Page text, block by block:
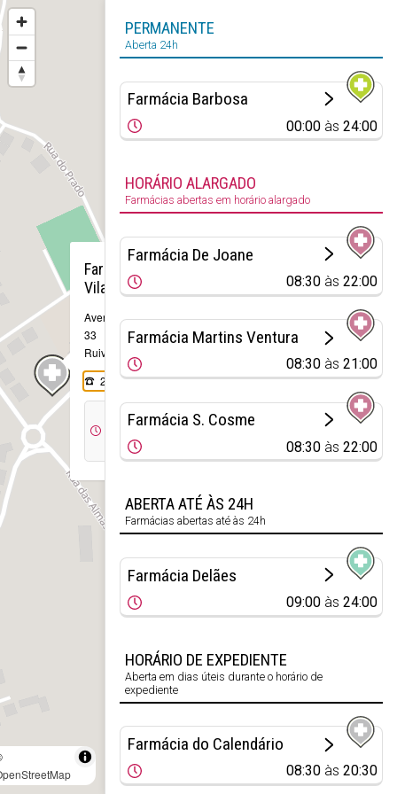
Farmácia
Vilaça
Avenida Central,
33
Ruivães
252 921 697
09:00
13:00
14:00
19:30
×
PERMANENTE
Aberta 24h
Farmácia Barbosa
00:00 às24:00
HORÁRIO ALARGADO
Farmácias abertas em horário alargado
Farmácia De Joane
08:30 às22:00
Farmácia Martins Ventura
08:30 às21:00
Farmácia S. Cosme
08:30 às22:00
ABERTA ATÉ ÀS 24H
Farmácias abertas até às 24h
Farmácia Delães
09:00 às24:00
HORÁRIO DE EXPEDIENTE
Aberta em dias úteis durante o horário de
expediente
Farmácia do Calendário
08:30 às20:30